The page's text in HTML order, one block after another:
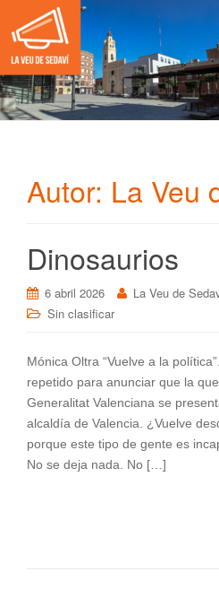
Autor: La Veu
Dinosaurios
6 abril 2026 La Veu de
Sin clasificar
Mónica Oltra “Vuelve a la
repetido para anunciar que la
Generalitat Valenciana se
alcaldía de Valencia. ¿Vuelve
porque este tipo de gente es
No se deja nada. No […]